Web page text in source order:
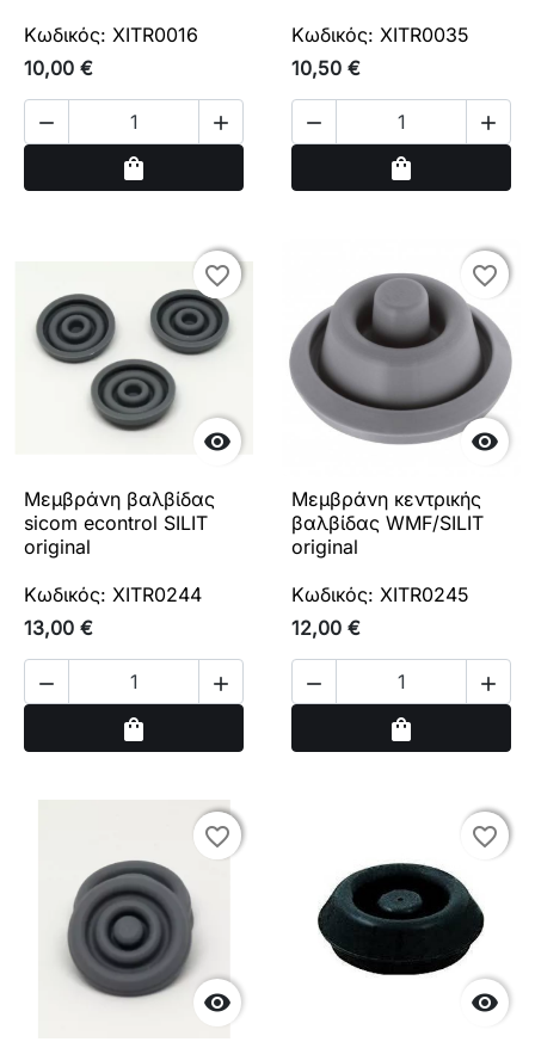
Κωδικός: XITR0016
10,00 €
 
shopping_bag
Κωδικός: XITR0035
10,50 €
 
shopping_bag

favorite_border
favorite_border
Μεμβράνη βαλβίδας
sicom econtrol SILIT
original
Κωδικός: XITR0244
13,00 €
 
shopping_bag

favorite_border
favorite_border
Μεμβράνη κεντρικής
βαλβίδας WMF/SILIT
original
Κωδικός: XITR0245
12,00 €
 
shopping_bag

favorite_border
favorite_border

favorite_border
favorite_border